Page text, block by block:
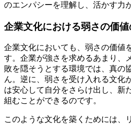
のエンパシーを理解し、活かす力
企業文化における弱さの価
企業文化においても、弱さの価値
す。企業が強さを求めるあまり、
敗を隠そうとする環境では、真の
ん。逆に、弱さを受け入れる文化
は安心して自分をさらけ出し、新
組むことができるのです。
このような文化を築くためには、